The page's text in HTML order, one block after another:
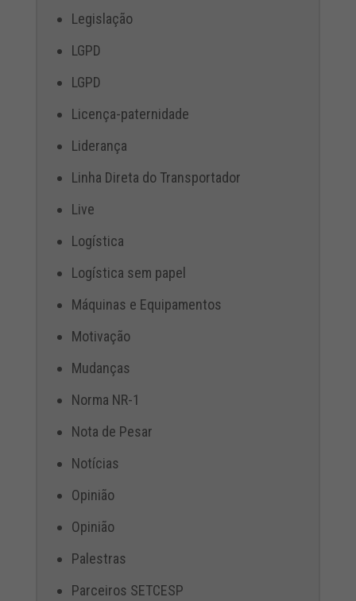
Legislação
LGPD
LGPD
Licença-paternidade
Liderança
Linha Direta do Transportador
Live
Logística
Logística sem papel
Máquinas e Equipamentos
Motivação
Mudanças
Norma NR-1
Nota de Pesar
Notícias
Opinião
Opinião
Palestras
Parceiros SETCESP